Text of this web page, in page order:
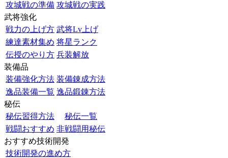
攻城戦の準備 攻城戦の実践
武将強化
戦力の上げ方 武将Lv上げ
練達素材集め 将星ランク
伝授のやり方 兵装解放
装備品
装備強化方法 装備錬成方法
逸品装備一覧 逸品鍛錬方法
秘伝
秘伝習得方法
秘伝一覧
戦闘おすすめ 非戦闘用秘伝
おすすめ技術開発
技術開発の進め方